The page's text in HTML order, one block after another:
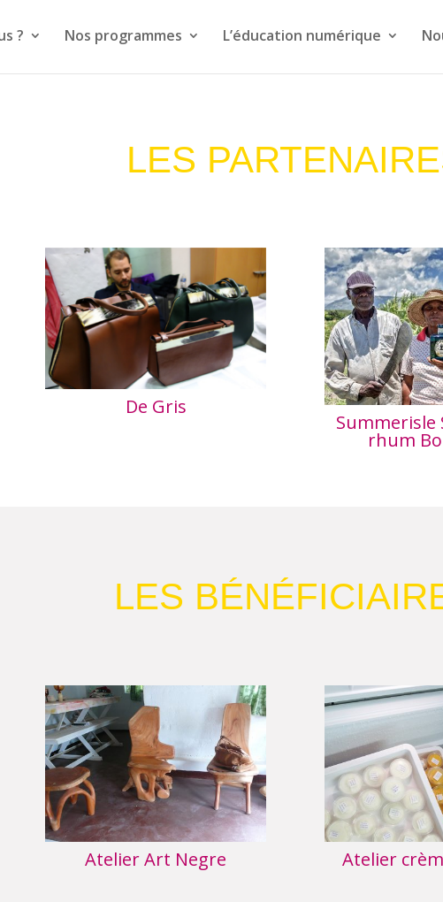
? Nos programmes L’éducation numérique
LES
De Gris
Summerisle
rhum
LES
Atelier Art Negre Atelier